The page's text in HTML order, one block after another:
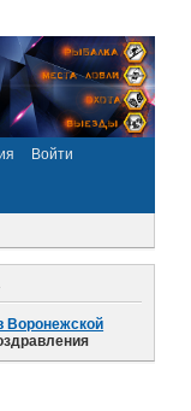
Войти
Воронежской